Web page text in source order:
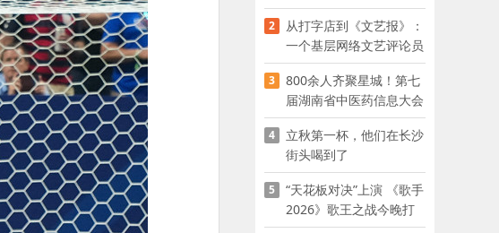
夜市嘉年华启幕
2
从打字店到《文艺报》：
一个基层网络文艺评论员
的突围
3
800余人齐聚星城！第七
届湖南省中医药信息大会
开幕，AI正在“读懂”古老
中医
4
立秋第一杯，他们在长沙
街头喝到了
5
“天花板对决”上演 《歌手
2026》歌王之战今晚打
响